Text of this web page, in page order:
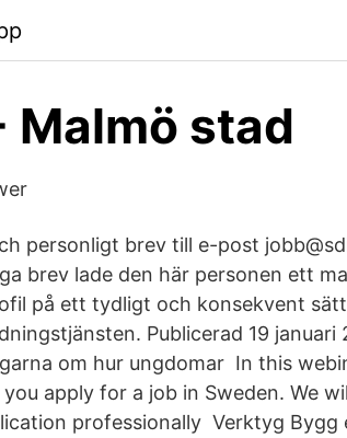
Malmö stad
personligt brev till e-post
brev lade den här personen ett
på ett tydligt och konsekvent
Publicerad 19 januari
om hur ungdomar In this
apply for a job in Sweden. We
professionally Verktyg Bygg